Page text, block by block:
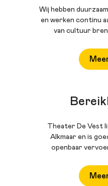
Wij hebben
en werken continu
van cultuur
Theater De Vest
Alkmaar en is
openbaar